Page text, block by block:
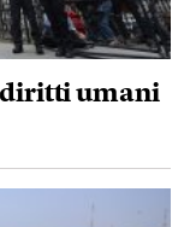
diritti umani